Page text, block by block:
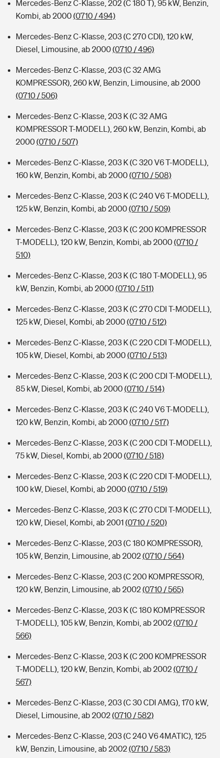
Mercedes-Benz C-Klasse, 202 (C 180 T), 95 kW, Benzin,
Kombi, ab 2000(0710 / 494)
Mercedes-Benz C-Klasse, 203 (C 270 CDI), 120 kW,
Diesel, Limousine, ab 2000(0710 / 496)
Mercedes-Benz C-Klasse, 203 (C 32 AMG
KOMPRESSOR), 260 kW, Benzin, Limousine, ab 2000
(0710 / 506)
Mercedes-Benz C-Klasse, 203 K (C 32 AMG
KOMPRESSOR T-MODELL), 260 kW, Benzin, Kombi, ab
2000(0710 / 507)
Mercedes-Benz C-Klasse, 203 K (C 320 V6 T-MODELL),
160 kW, Benzin, Kombi, ab 2000(0710 / 508)
Mercedes-Benz C-Klasse, 203 K (C 240 V6 T-MODELL),
125 kW, Benzin, Kombi, ab 2000(0710 / 509)
Mercedes-Benz C-Klasse, 203 K (C 200 KOMPRESSOR
T-MODELL), 120 kW, Benzin, Kombi, ab 2000(0710 /
510)
Mercedes-Benz C-Klasse, 203 K (C 180 T-MODELL), 95
kW, Benzin, Kombi, ab 2000(0710 / 511)
Mercedes-Benz C-Klasse, 203 K (C 270 CDI T-MODELL),
125 kW, Diesel, Kombi, ab 2000(0710 / 512)
Mercedes-Benz C-Klasse, 203 K (C 220 CDI T-MODELL),
105 kW, Diesel, Kombi, ab 2000(0710 / 513)
Mercedes-Benz C-Klasse, 203 K (C 200 CDI T-MODELL),
85 kW, Diesel, Kombi, ab 2000(0710 / 514)
Mercedes-Benz C-Klasse, 203 K (C 240 V6 T-MODELL),
120 kW, Benzin, Kombi, ab 2000(0710 / 517)
Mercedes-Benz C-Klasse, 203 K (C 200 CDI T-MODELL),
75 kW, Diesel, Kombi, ab 2000(0710 / 518)
Mercedes-Benz C-Klasse, 203 K (C 220 CDI T-MODELL),
100 kW, Diesel, Kombi, ab 2000(0710 / 519)
Mercedes-Benz C-Klasse, 203 K (C 270 CDI T-MODELL),
120 kW, Diesel, Kombi, ab 2001 (0710 / 520)
Mercedes-Benz C-Klasse, 203 (C 180 KOMPRESSOR),
105 kW, Benzin, Limousine, ab 2002(0710 / 564)
Mercedes-Benz C-Klasse, 203 (C 200 KOMPRESSOR),
120 kW, Benzin, Limousine, ab 2002(0710 / 565)
Mercedes-Benz C-Klasse, 203 K (C 180 KOMPRESSOR
T-MODELL), 105 kW, Benzin, Kombi, ab 2002(0710 /
566)
Mercedes-Benz C-Klasse, 203 K (C 200 KOMPRESSOR
T-MODELL), 120 kW, Benzin, Kombi, ab 2002(0710 /
567)
Mercedes-Benz C-Klasse, 203 (C 30 CDI AMG), 170 kW,
Diesel, Limousine, ab 2002(0710 / 582)
Mercedes-Benz C-Klasse, 203 (C 240 V6 4MATIC), 125
kW, Benzin, Limousine, ab 2002(0710 / 583)